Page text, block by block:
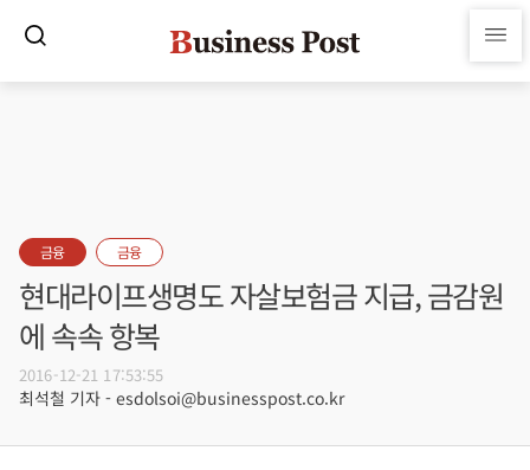
금융 금융
현대라이프생명도 자살보험금 지급, 금감원
에 속속 항복
2016-12-21 17:53:55
최석철 기자 - esdolsoi@businesspost.co.kr